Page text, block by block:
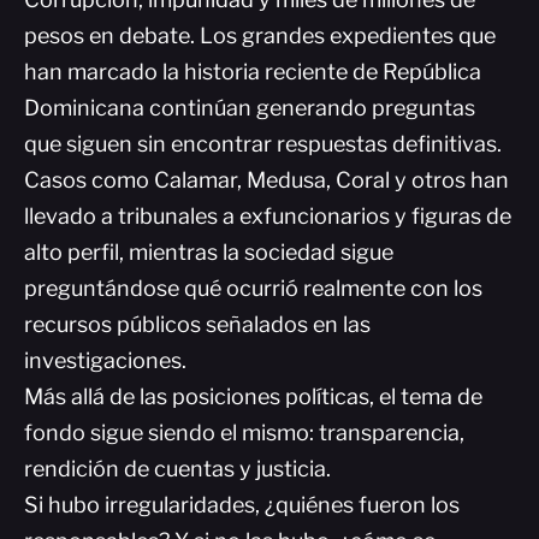
pesos en debate. Los grandes expedientes que
han marcado la historia reciente de República
Dominicana continúan generando preguntas
que siguen sin encontrar respuestas definitivas.
Casos como Calamar, Medusa, Coral y otros han
llevado a tribunales a exfuncionarios y figuras de
alto perfil, mientras la sociedad sigue
preguntándose qué ocurrió realmente con los
recursos públicos señalados en las
investigaciones.
Más allá de las posiciones políticas, el tema de
fondo sigue siendo el mismo: transparencia,
rendición de cuentas y justicia.
Si hubo irregularidades, ¿quiénes fueron los